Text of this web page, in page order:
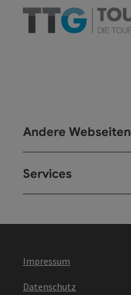
Andere Webseiten
Services
Impressum
Datenschutz